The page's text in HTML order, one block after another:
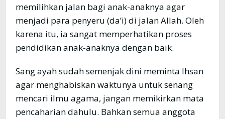
memilihkan jalan bagi anak-anaknya agar
menjadi para penyeru (da’i) di jalan Allah. Oleh
karena itu, ia sangat memperhatikan proses
pendidikan anak-anaknya dengan baik.
Sang ayah sudah semenjak dini meminta Ihsan
agar menghabiskan waktunya untuk senang
mencari ilmu agama, jangan memikirkan mata
pencaharian dahulu. Bahkan semua anggota